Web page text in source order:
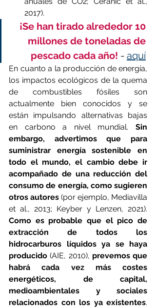
2017).
¡Se han tirado alrededor 10
millones de toneladas de
pescado cada año! - aquí
En cuanto a la producción de energía,
los impactos ecológicos de la quema
de combustibles fósiles son
actualmente bien conocidos y se
están impulsando alternativas bajas
en carbono a nivel mundial. Sin
embargo, advertimos que para
suministrar energía sostenible en
todo el mundo, el cambio debe ir
acompañado de una reducción del
consumo de energía, como sugieren
otros autores (por ejemplo, Mediavilla
Como es probable que el pico de
extracción de todos los
hidrocarburos líquidos ya se haya
producido (AIE, 2010), prevemos que
habrá cada vez más costes
energéticos, de capital,
medioambientales y sociales
relacionados con los ya existentes